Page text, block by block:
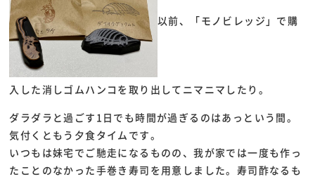
以前、「モノビレッジ」で購
入した消しゴムハンコを取り出してニマニマしたり。
ダラダラと過ごす1日でも時間が過ぎるのはあっという間。
気付くともう夕食タイムです。
いつもは妹宅でご馳走になるものの、我が家では一度も作っ
たことのなかった手巻き寿司を用意しました。寿司酢なるも